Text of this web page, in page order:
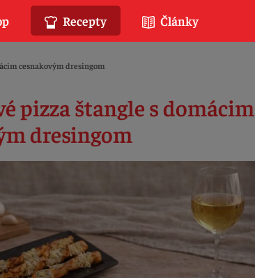
cesnakovým dresingom
pizza štangle s domácim
dresingom
Recepty Články